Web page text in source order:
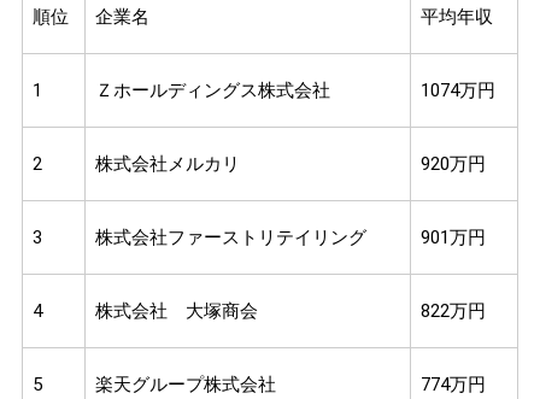
順位 企業名 平均年収
1 Ｚホールディングス株式会社 1074万円
2 株式会社メルカリ 920万円
3 株式会社ファーストリテイリング 901万円
4 株式会社 大塚商会 822万円
5 楽天グループ株式会社 774万円